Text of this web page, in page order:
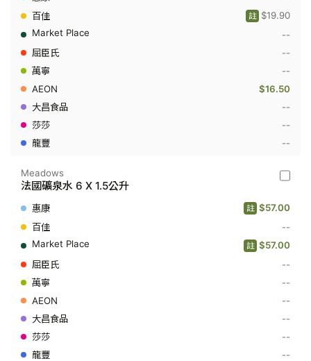
Hino
礦
水
升
$19.90
註
--
--
--
$16.50
--
--
--
法
國
礦
水
X
1.5
升
Meadows
法國礦泉水 6 X 1.5公升
$57.00
註
--
$57.00
註
--
--
--
--
--
--